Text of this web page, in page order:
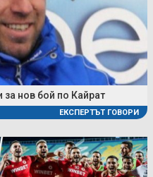
нов бой по Кайрат
ЕКСПЕРТЪТ ГОВОРИ